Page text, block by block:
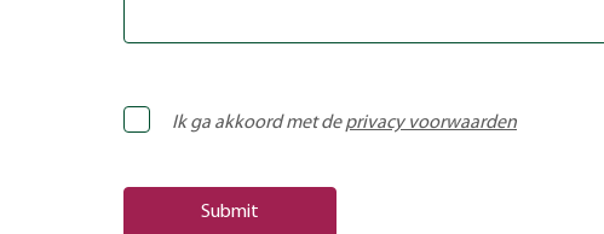
Ik ga akkoord met deprivacy voorwaarden